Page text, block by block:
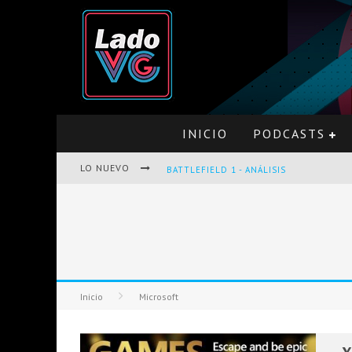
INICIO PODCASTS
LO NUEVO BATTLEFIELD 1 - ANÁLISIS
OPINIÓN SOBRE THE LAST OF US Y
Inicio Microsoft